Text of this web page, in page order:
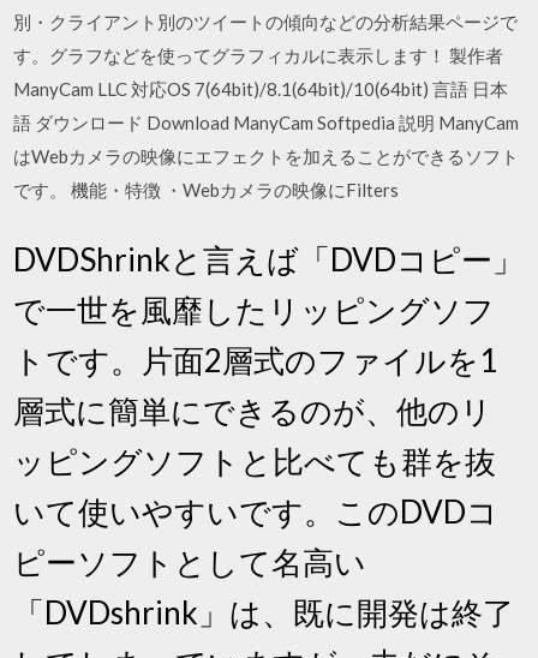
別・クライアント別のツイートの傾向などの分析結果ページで
す。グラフなどを使ってグラフィカルに表示します！ 製作者
ManyCam LLC 対応OS 7(64bit)/8.1(64bit)/10(64bit) 言語 日本
語 ダウンロード Download ManyCam Softpedia 説明 ManyCam
はWebカメラの映像にエフェクトを加えることができるソフト
です。 機能・特徴 ・Webカメラの映像にFilters
DVDShrinkと言えば「DVDコピー」
で一世を風靡したリッピングソフ
トです。片面2層式のファイルを1
層式に簡単にできるのが、他のリ
ッピングソフトと比べても群を抜
いて使いやすいです。このDVDコ
ピーソフトとして名高い
「DVDshrink」は、既に開発は終了